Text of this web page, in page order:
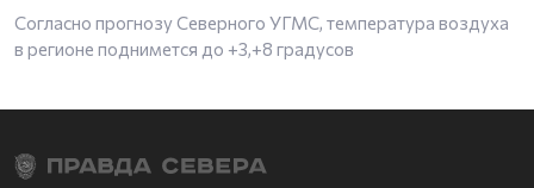
Согласно прогнозу Северного УГМС, температура воздуха
в регионе поднимется до +3,+8 градусов